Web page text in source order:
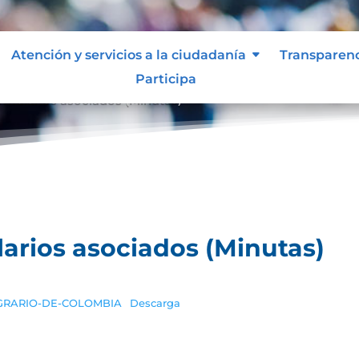
Atención y servicios a la ciudadanía
Participa
asociados (Minutas)
asociados (Minutas)
DE-COLOMBIA
Descarga